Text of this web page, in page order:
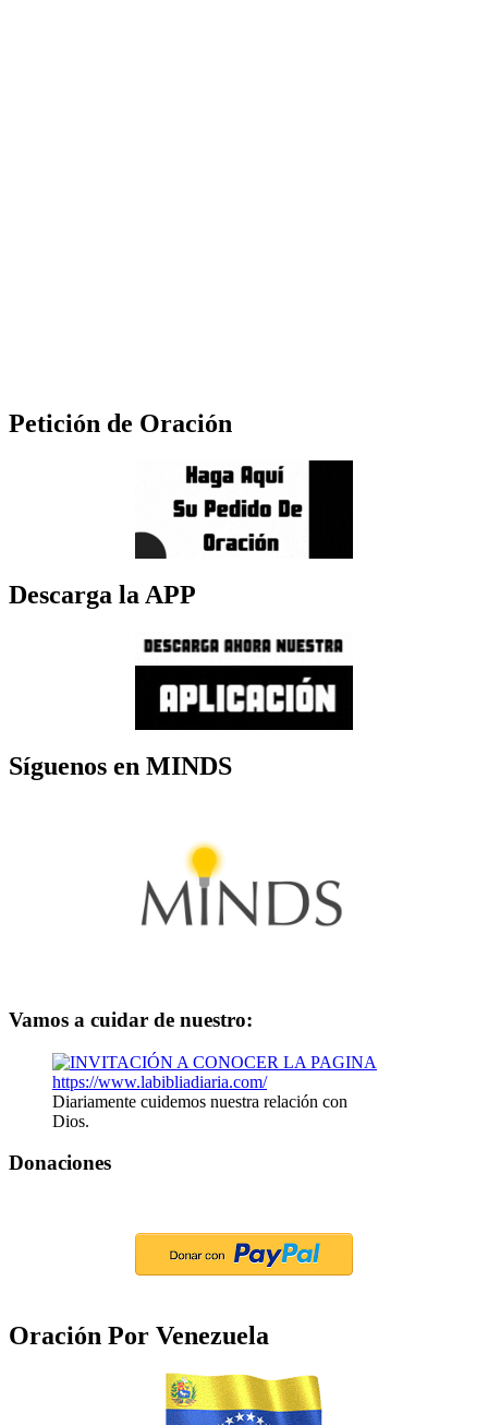
Petición de Oración
Descarga la APP
Síguenos en MINDS
Vamos a cuidar de nuestro:
Diariamente cuidemos nuestra relación con
Dios.
Donaciones
Oración Por Venezuela